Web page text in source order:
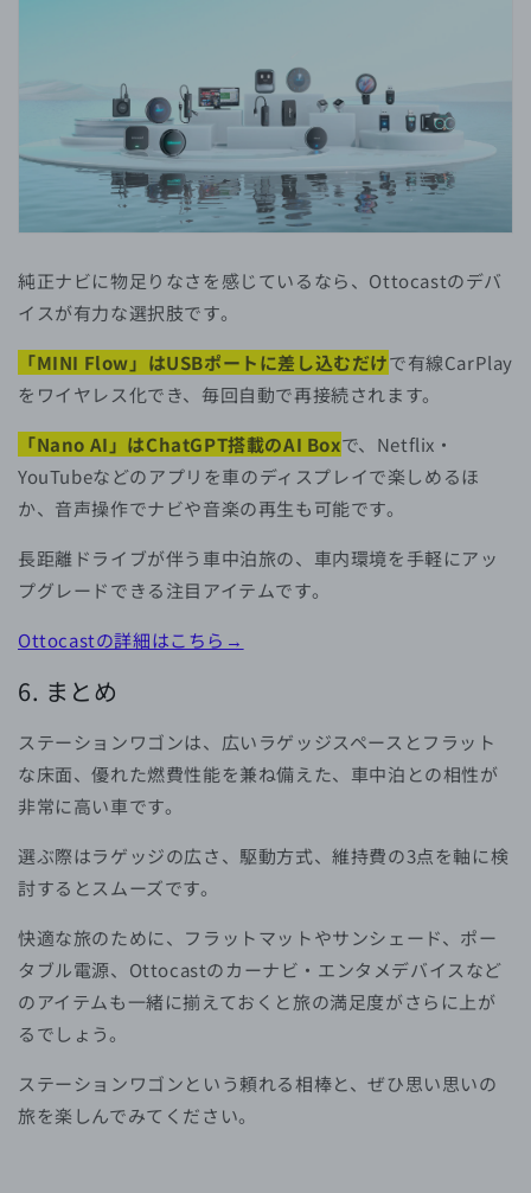
純正ナビに物足りなさを感じているなら、Ottocastのデバ
イスが有力な選択肢です。
「MINI Flow」はUSBポートに差し込むだけで有線CarPlay
をワイヤレス化でき、毎回自動で再接続されます。
「Nano AI」はChatGPT搭載のAI Boxで、Netflix・
YouTubeなどのアプリを車のディスプレイで楽しめるほ
か、音声操作でナビや音楽の再生も可能です。
長距離ドライブが伴う車中泊旅の、車内環境を手軽にアッ
プグレードできる注目アイテムです。
Ottocastの詳細はこちら→
6. まとめ
ステーションワゴンは、広いラゲッジスペースとフラット
な床面、優れた燃費性能を兼ね備えた、車中泊との相性が
非常に高い車です。
選ぶ際はラゲッジの広さ、駆動方式、維持費の3点を軸に検
討するとスムーズです。
快適な旅のために、フラットマットやサンシェード、ポー
タブル電源、Ottocastのカーナビ・エンタメデバイスなど
のアイテムも一緒に揃えておくと旅の満足度がさらに上が
るでしょう。
ステーションワゴンという頼れる相棒と、ぜひ思い思いの
旅を楽しんでみてください。